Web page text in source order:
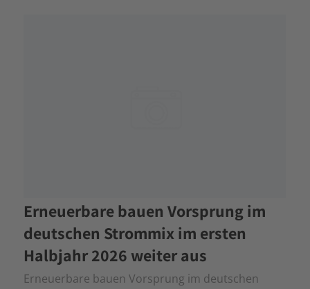
Erneuerbare bauen Vorsprung im
deutschen Strommix im ersten
Halbjahr 2026 weiter aus
Erneuerbare bauen Vorsprung im deutschen